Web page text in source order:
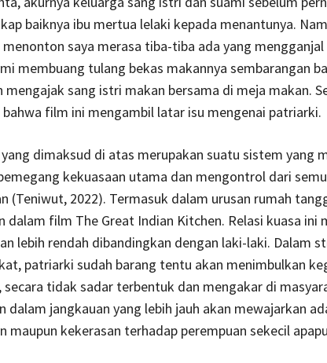
baiknya ibu mertua lelaki kepada menantunya.
saya merasa tiba-tiba ada yang
membuang tulang bekas makannya sembarangan
mengajak sang istri makan bersama di meja makan.
bahwa film ini mengambil latar isu mengenai patriarki.
dimaksud di atas merupakan suatu sistem yang
kekuasaan utama dan mengontrol dari
(Teniwut, 2022). Termasuk dalam urusan rumah
dalam film The Great Indian Kitchen. Relasi kuasa ini
lebih rendah dibandingkan dengan laki-laki. Dalam
patriarki sudah barang tentu akan menimbulkan
secara tidak sadar terbentuk dan mengakar di
dalam jangkauan yang lebih jauh akan mewajarkan
maupun kekerasan terhadap perempuan sekecil